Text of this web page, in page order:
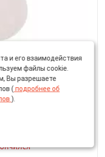
и его взаимодействия
файлы cookie.
Вы разрешаете
( подробнее об
).